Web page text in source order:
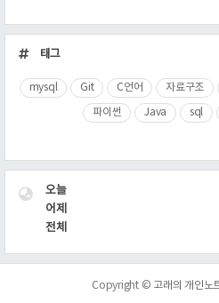
근
글
태그
mysql Git C언어 자료구조
파이썬 Java sql
VISITOR오늘
어제
전체
Copyright © 고래의 개인노